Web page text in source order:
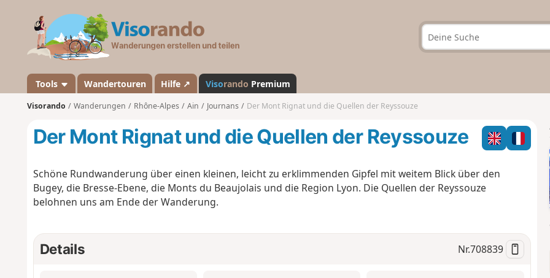
a
n
d
Tools Wandertouren Hilfe ↗ Visorando Premium
Visorando Wanderungen Rhône-Alpes Ain Journans Der Mont Rignat und die Quellen der Reyssouze
Der Mont Rignat und die Quellen der Reyssouze
Schöne Rundwanderung über einen kleinen, leicht zu erklimmenden Gipfel mit weitem Blick über den
Bugey, die Bresse-Ebene, die Monts du Beaujolais und die Region Lyon. Die Quellen der Reyssouze
belohnen uns am Ende der Wanderung.
Details Nr.708839